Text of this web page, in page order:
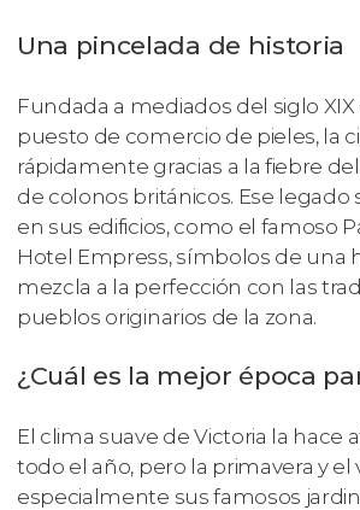
Una pincelada de historia
Fundada a mediados del siglo
puesto de comercio de pieles, la
rápidamente gracias a la fiebre
de colonos británicos. Ese legado
en sus edificios, como el famoso
Hotel Empress, símbolos de una
mezcla a la perfección con las
pueblos originarios de la zona.
¿Cuál es la mejor época
El clima suave de Victoria la hace
todo el año, pero la primavera y el
especialmente sus famosos